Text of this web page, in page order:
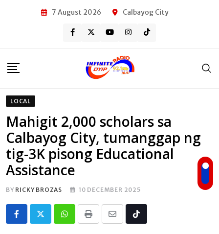
7 August 2026 Calbayog City
LOCAL
Mahigit 2,000 scholars sa
Calbayog City, tumanggap ng
tig-3K pisong Educational
Assistance
BY RICKY BROZAS 10 DECEMBER 2025
Whatsapp
Print
Share Tiktok